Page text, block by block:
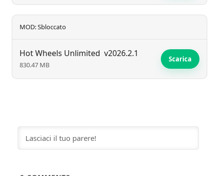
MOD: Sbloccato
Hot Wheels Unlimited v2026.2.1
830.47 MB
Scarica